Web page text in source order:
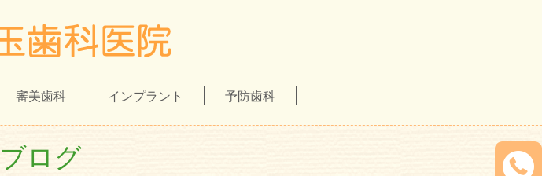
審美歯科 インプラント 予防歯科
ログ